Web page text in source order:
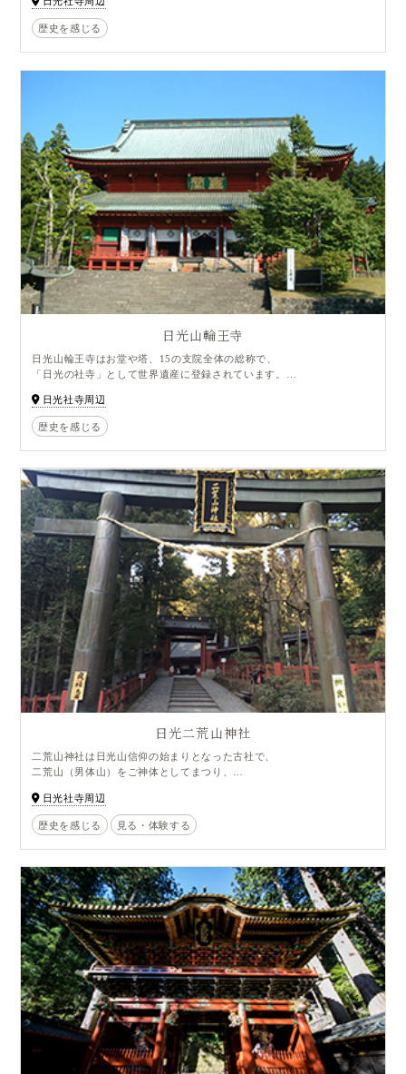
現存する建物のほとんどは、
「寛永の大造替」で建て替えられたもの。
1999年12月2日に世界文化遺産として登録された。
東回廊の眠り猫など見どころがいっぱい。
拝観の所要時間は1時間30分ほど。
ゆとりを持ってご参拝ください。
歴史を感じる
日光山輪王寺
日光山輪王寺はお堂や塔、15の支院全体の総称で、
「日光の社寺」として世界遺産に登録されています。
四本龍寺を建てたのが始まり。
天台宗三本山のひとつに数えられ、日光山全体を統合していました。
日光三山の本地仏をまつるお堂「三仏堂」は
日光山最大の規模を誇る木造建造物で、
千手観音（男体山）・阿弥陀如来（女峰山）・馬頭観音（太郎山）三体
の仏像がまつられています。
毎年4月2日に三仏堂で行われる「強飯式」といわれる古い儀式は、
修験者の姿をした強飯僧が強飯頂戴人に３升ものご飯を強いるというも
の。
強飯頂戴人になって儀式を受けると、
無病息災、家運長久などの運を授かるといわれています。
日光社寺周辺
歴史を感じる
日光二荒山神社
二荒山神社は日光山信仰の始まりとなった古社で、
二荒山（男体山）をご神体としてまつり、
二荒山神社の主祭神は招福や縁結びの神様、
大己貴命(おおなむちのみこと)がまつられており、
現在では縁結びのご利益でも人気の社です。
境内には、縁結びの木、夫婦杉、親子杉などの神木もあり。
「美人愛情守」や、ハートの絵馬も女性に人気です。
日光社寺周辺
歴史を感じる 見る・体験する